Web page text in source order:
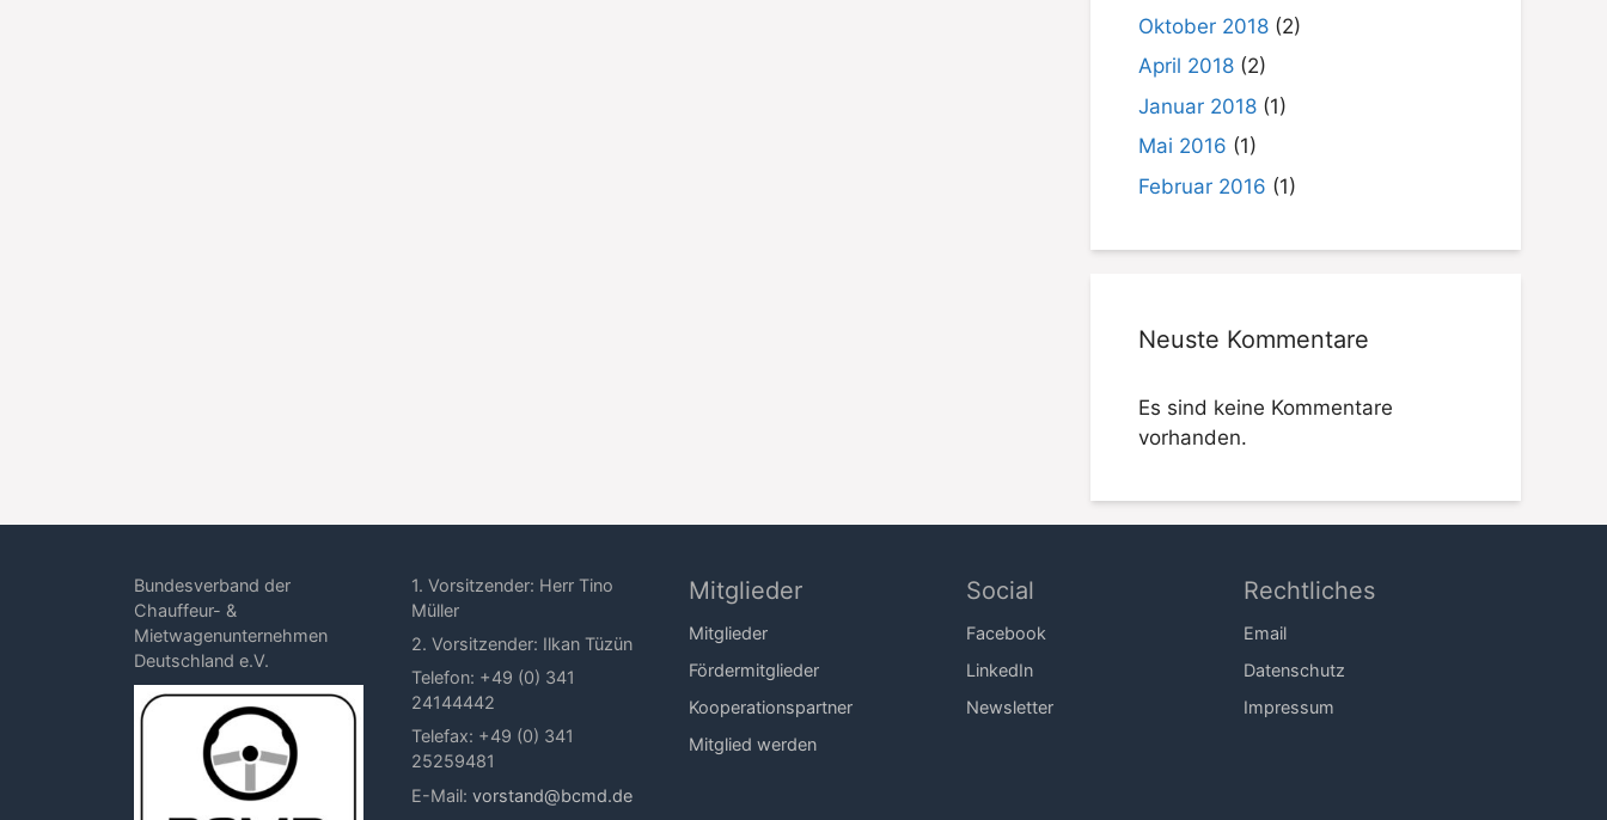
Oktober 2018 (2)
April 2018 (2)
Januar 2018 (1)
Mai 2016 (1)
Februar 2016 (1)
Neuste Kommentare
Es sind keine Kommentare
vorhanden.
Bundesverband der
Chauffeur- &
Mietwagenunternehmen
Deutschland e.V.
1. Vorsitzender: Herr Tino
Müller
2. Vorsitzender: Ilkan Tüzün
Telefon: +49 (0) 341
24144442
Telefax: +49 (0) 341
25259481
E-Mail: vorstand@bcmd.de
Mitglieder
Mitglieder
Fördermitglieder
Kooperationspartner
Mitglied werden
Social
Facebook
LinkedIn
Newsletter
Rechtliches
Email
Datenschutz
Impressum